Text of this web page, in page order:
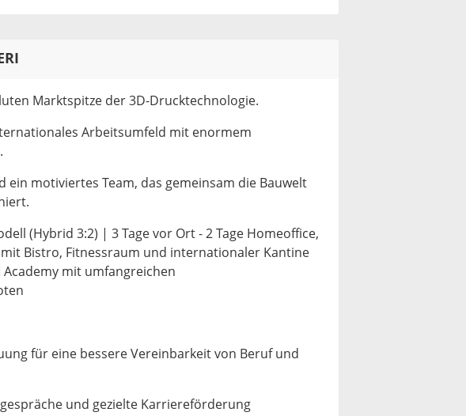
Marktspitze der 3D-Drucktechnologie.
Arbeitsumfeld mit enormem
ein motiviertes Team, das gemeinsam die Bauwelt
(Hybrid 3:2) | 3 Tage vor Ort - 2 Tage Homeoffice,
Bistro, Fitnessraum und internationaler Kantine
Academy mit umfangreichen
für eine bessere Vereinbarkeit von Beruf und
und gezielte Karriereförderung